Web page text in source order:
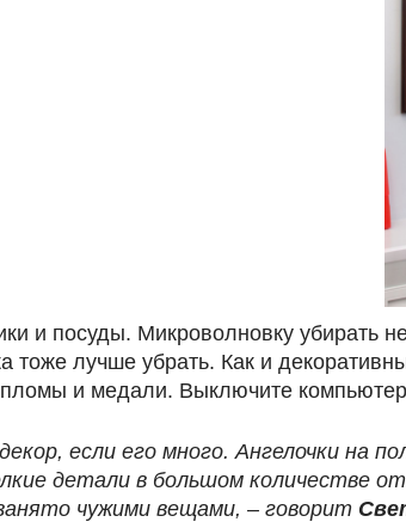
и посуды. Микроволновку убирать
тоже лучше убрать. Как и
и медали. Выключите компьютер
если его много. Ангелочки на
детали в большом количестве
чужими вещами, – говорит